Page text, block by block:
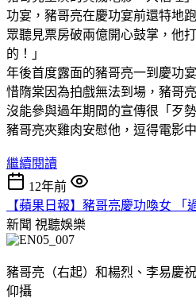
功宴，豬哥亮在慶功宴前還特地
眾聽見票房破兩億開心鼓掌，他
的！」
年後首度露面的豬哥亮一到慶功
惜隋棠因為拍戲無法到場，豬哥
沒能參與過年期間的宣傳很「歹
豬哥亮夾雞肉安慰他，逗得電影
繼續閱讀
12年前
【蘋果日報】豬哥亮慶功喚女 「
新聞 視聽娛樂
豬哥亮（右起）和楊烈、李易慶
仰攝